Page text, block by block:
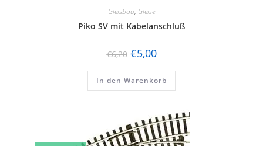
Gleisbau, Gleise
Piko SV mit Kabelanschluß
€6,20 €5,00
In den Warenkorb